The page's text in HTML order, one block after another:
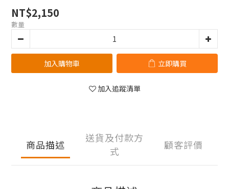
NT$2,150
數量
加入購物車 立即購買
加入追蹤清單
商品描述
送貨及付款方
式
顧客評價